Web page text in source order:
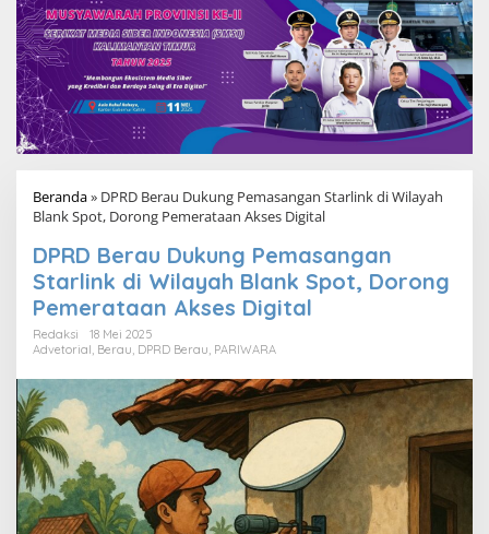
Beranda» DPRD Berau Dukung Pemasangan Starlink di Wilayah
Blank Spot, Dorong Pemerataan Akses Digital
DPRD Berau Dukung Pemasangan
Starlink di Wilayah Blank Spot, Dorong
Pemerataan Akses Digital
Redaksi
18 Mei 2025
Advetorial Berau DPRD Berau PARIWARA